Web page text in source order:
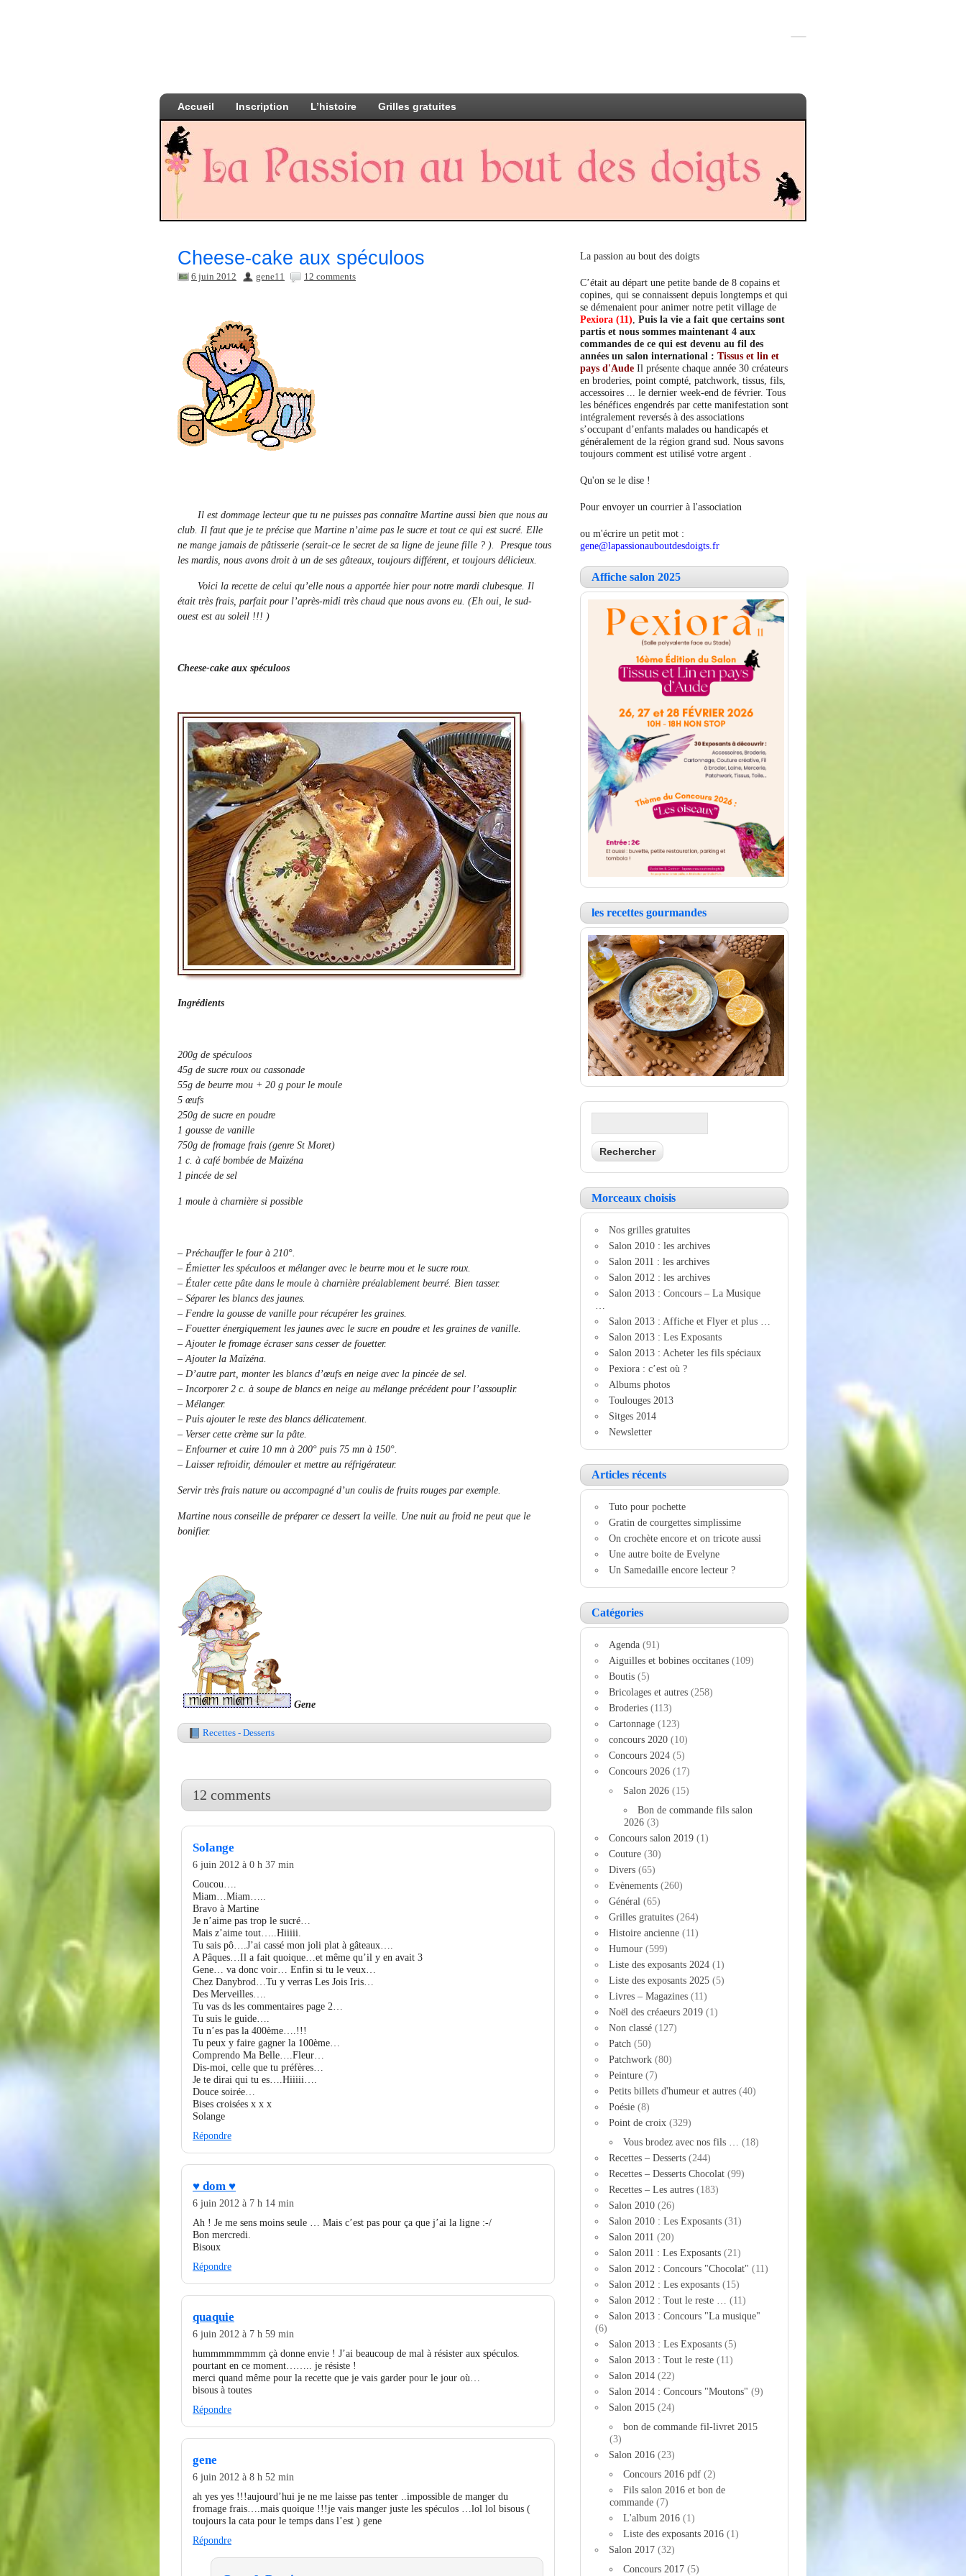
Accueil Inscription L’histoire Grilles gratuites
Cheese-cake aux spéculoos
6 juin 2012 gene11 12 comments
Il est dommage lecteur que tu ne puisses pas connaître Martine aussi bien que nous au
club. Il faut que je te précise que Martine n’aime pas le sucre et tout ce qui est sucré. Elle
ne mange jamais de pâtisserie (serait-ce le secret de sa ligne de jeune fille ? ). Presque tous
les mardis, nous avons droit à un de ses gâteaux, toujours différent, et toujours délicieux.
Voici la recette de celui qu’elle nous a apportée hier pour notre mardi clubesque. Il
était très frais, parfait pour l’après-midi très chaud que nous avons eu. (Eh oui, le sud-
ouest est au soleil !!! )
Cheese-cake aux spéculoos
Ingrédients
200g de spéculoos
45g de sucre roux ou cassonade
55g de beurre mou + 20 g pour le moule
5 œufs
250g de sucre en poudre
1 gousse de vanille
750g de fromage frais (genre St Moret)
1 c. à café bombée de Maïzéna
1 pincée de sel
1 moule à charnière si possible
– Préchauffer le four à 210°.
– Émietter les spéculoos et mélanger avec le beurre mou et le sucre roux.
– Étaler cette pâte dans le moule à charnière préalablement beurré. Bien tasser.
– Séparer les blancs des jaunes.
– Fendre la gousse de vanille pour récupérer les graines.
– Fouetter énergiquement les jaunes avec le sucre en poudre et les graines de vanille.
– Ajouter le fromage écraser sans cesser de fouetter.
– Ajouter la Maïzéna.
– D’autre part, monter les blancs d’œufs en neige avec la pincée de sel.
– Incorporer 2 c. à soupe de blancs en neige au mélange précédent pour l’assouplir.
– Mélanger.
– Puis ajouter le reste des blancs délicatement.
– Verser cette crème sur la pâte.
– Enfourner et cuire 10 mn à 200° puis 75 mn à 150°.
– Laisser refroidir, démouler et mettre au réfrigérateur.
Servir très frais nature ou accompagné d’un coulis de fruits rouges par exemple.
Martine nous conseille de préparer ce dessert la veille. Une nuit au froid ne peut que le
bonifier.
Gene
Recettes - Desserts
12 comments
Solange
6 juin 2012 à 0 h 37 min
Coucou….
Miam…Miam…..
Bravo à Martine
Je n’aime pas trop le sucré…
Mais z’aime tout…..Hiiiii.
Tu sais pô….J’ai cassé mon joli plat à gâteaux….
A Pâques…Il a fait quoique…et même qu’il y en avait 3
Gene… va donc voir… Enfin si tu le veux…
Chez Danybrod…Tu y verras Les Jois Iris…
Des Merveilles….
Tu vas ds les commentaires page 2…
Tu suis le guide….
Tu n’es pas la 400ème….!!!
Tu peux y faire gagner la 100ème…
Comprendo Ma Belle….Fleur…
Dis-moi, celle que tu préfères…
Je te dirai qui tu es….Hiiiii….
Douce soirée…
Bises croisées x x x
Solange
Répondre
♥ dom ♥
6 juin 2012 à 7 h 14 min
Ah ! Je me sens moins seule … Mais c’est pas pour ça que j’ai la ligne :-/
Bon mercredi.
Bisoux
Répondre
quaquie
6 juin 2012 à 7 h 59 min
hummmmmmmm çà donne envie ! J’ai beaucoup de mal à résister aux spéculos.
pourtant en ce moment…….. je résiste !
merci quand même pour la recette que je vais garder pour le jour où…
bisous à toutes
Répondre
gene
6 juin 2012 à 8 h 52 min
ah yes yes !!!aujourd’hui je ne me laisse pas tenter ..impossible de manger du
fromage frais….mais quoique !!!je vais manger juste les spéculos …lol lol bisous (
toujours la cata pour le temps dans l’est ) gene
Répondre
La passion au bout des doigts
C’était au départ une petite bande de 8 copains et
copines, qui se connaissent depuis longtemps et qui
se démenaient pour animer notre petit village de
Pexiora (11) Puis la vie a fait que certains sont
partis et nous sommes maintenant 4 aux
commandes de ce qui est devenu au fil des
années un salon international : Tissus et lin et
pays d'Aude Il présente chaque année 30 créateurs
en broderies, point compté, patchwork, tissus, fils,
accessoires ... le dernier week-end de février. Tous
les bénéfices engendrés par cette manifestation sont
intégralement reversés à des associations
s’occupant d’enfants malades ou handicapés et
généralement de la région grand sud. Nous savons
toujours comment est utilisé votre argent .
Qu'on se le dise !
Pour envoyer un courrier à l'association
ou m'écrire un petit mot :
gene@lapassionauboutdesdoigts.fr
Affiche salon 2025
les recettes gourmandes
Morceaux choisis
Nos grilles gratuites
Salon 2010 : les archives
Salon 2011 : les archives
Salon 2012 : les archives
Salon 2013 : Concours – La Musique
Salon 2013 : Affiche et Flyer et plus …
Salon 2013 : Les Exposants
Salon 2013 : Acheter les fils spéciaux
Pexiora : c’est où ?
Albums photos
Toulouges 2013
Sitges 2014
Newsletter
Articles récents
Tuto pour pochette
Gratin de courgettes simplissime
On crochète encore et on tricote aussi
Une autre boite de Evelyne
Un Samedaille encore lecteur ?
Catégories
Agenda (91)
Aiguilles et bobines occitanes (109)
Boutis (5)
Bricolages et autres (258)
Broderies (113)
Cartonnage (123)
concours 2020 (10)
Concours 2024 (5)
Concours 2026 (17)
Salon 2026 (15)
Bon de commande fils salon
2026 (3)
Concours salon 2019 (1)
Couture (30)
Divers (65)
Evènements (260)
Général (65)
Grilles gratuites (264)
Histoire ancienne (11)
Humour (599)
Liste des exposants 2024 (1)
Liste des exposants 2025 (5)
Livres – Magazines (11)
Noël des créaeurs 2019 (1)
Non classé (127)
Patch (50)
Patchwork (80)
Peinture (7)
Petits billets d'humeur et autres (40)
Poésie (8)
Point de croix (329)
Vous brodez avec nos fils …
(18)
Recettes – Desserts (244)
Recettes – Desserts Chocolat (99)
Recettes – Les autres (183)
Salon 2010 (26)
Salon 2010 : Les Exposants (31)
Salon 2011 (20)
Salon 2011 : Les Exposants (21)
Salon 2012 : Concours "Chocolat" (11)
Salon 2012 : Les exposants (15)
Salon 2012 : Tout le reste …
(11)
Salon 2013 : Concours "La musique"
(6)
Salon 2013 : Les Exposants (5)
Salon 2013 : Tout le reste (11)
Salon 2014 (22)
Salon 2014 : Concours "Moutons" (9)
Salon 2015 (24)
bon de commande fil-livret 2015
(3)
Salon 2016 (23)
Concours 2016 pdf (2)
Fils salon 2016 et bon de
commande (7)
L'album 2016 (1)
Liste des exposants 2016 (1)
Salon 2017 (32)
Concours 2017 (5)